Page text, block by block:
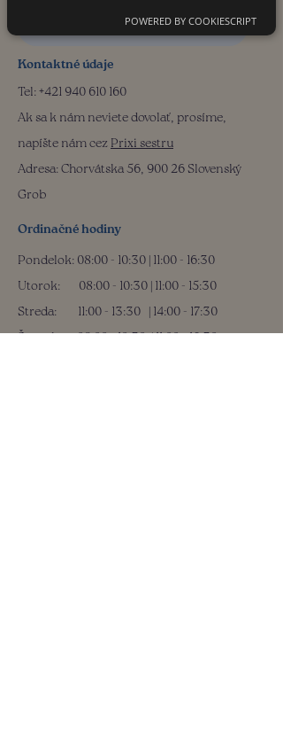
Prijímame nových pacientov
Kontaktné údaje
Tel: +421 940 610 160
Ak sa k nám neviete dovolať, prosíme,
napíšte nám cez Prixi sestru
Adresa: Chorvátska 56, 900 26 Slovenský
Grob
Ordinačné hodiny
Pondelok: 08:00 - 10:30 | 11:00 - 16:30
Utorok: 08:00 - 10:30 | 11:00 - 15:30
Streda: 11:00 - 13:30 | 14:00 - 17:30
POWERED BY COOKIESCRIPT